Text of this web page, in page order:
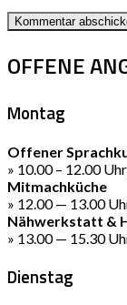
OFFENE
Montag
Offener
» 10.00 – 12.00
Mitmachküche
» 12.00 — 13.00
Nähwerkstatt &
» 13.00 — 15.30
Dienstag